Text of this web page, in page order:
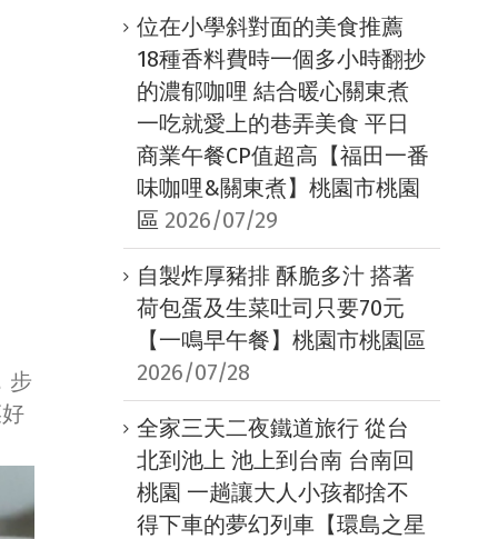
步
位在小學斜對面的美食推薦
18種香料費時一個多小時翻抄
的濃郁咖哩 結合暖心關東煮
一吃就愛上的巷弄美食 平日
商業午餐CP值超高【福田一番
味咖哩&關東煮】桃園市桃園
區 2026/07/29
自製炸厚豬排 酥脆多汁 搭著
荷包蛋及生菜吐司只要70元
【一鳴早午餐】桃園市桃園區
2026/07/28
全家三天二夜鐵道旅行 從台
北到池上 池上到台南 台南回
桃園 一趟讓大人小孩都捨不
得下車的夢幻列車【環島之星